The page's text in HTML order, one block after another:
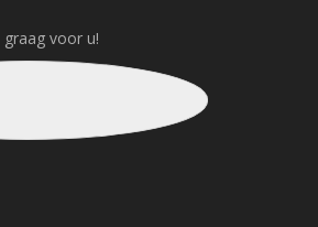
voor u!